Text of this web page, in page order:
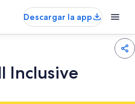
Descargar la app
Inclusive